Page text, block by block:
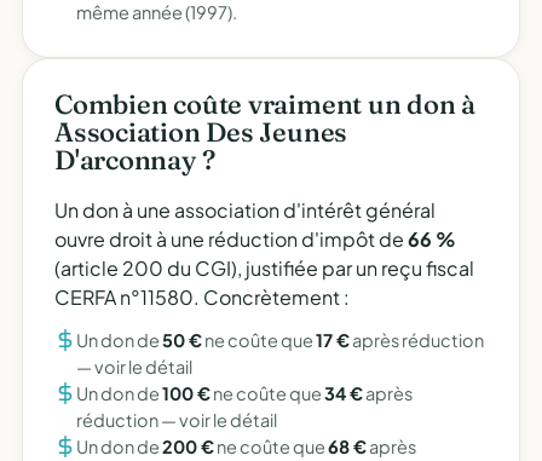
même année (1997).
Combien coûte vraiment un don à
Association Des Jeunes
D'arconnay ?
Un don à une association d'intérêt général
ouvre droit à une réduction d'impôt de66 %
(article 200 du CGI), justifiée par un reçu fiscal
CERFA n°11580. Concrètement :
Un don de50 €ne coûte que17 €après réduction
—voir le détail
Un don de100 €ne coûte que34 €après
réduction —voir le détail
Un don de200 €ne coûte que68 €après